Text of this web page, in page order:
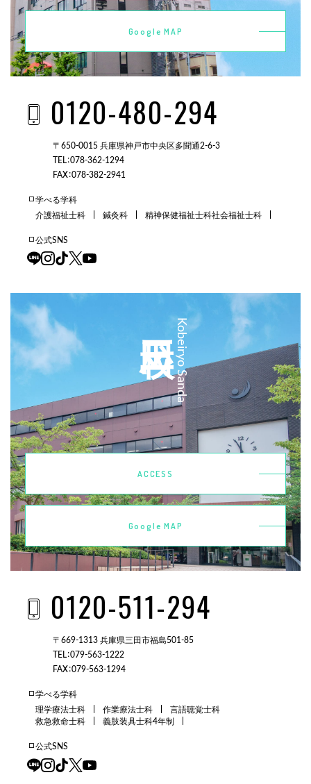
Google MAP
0120-480-294
〒650-0015 兵庫県神戸市中央区多聞通2-6-3
TEL：078-362-1294
FAX：078-382-2941
学べる学科
介護福祉士科
鍼灸科 精神保健福祉士科社会福祉士科
公式SNS
Kobeiryo Sanda
ACCESS
Google MAP
0120-511-294
〒669-1313 兵庫県三田市福島501-85
TEL：079-563-1222
FAX：079-563-1294
学べる学科
理学療法士科
作業療法士科
言語聴覚士科
救急救命士科
義肢装具士科4年制
公式SNS